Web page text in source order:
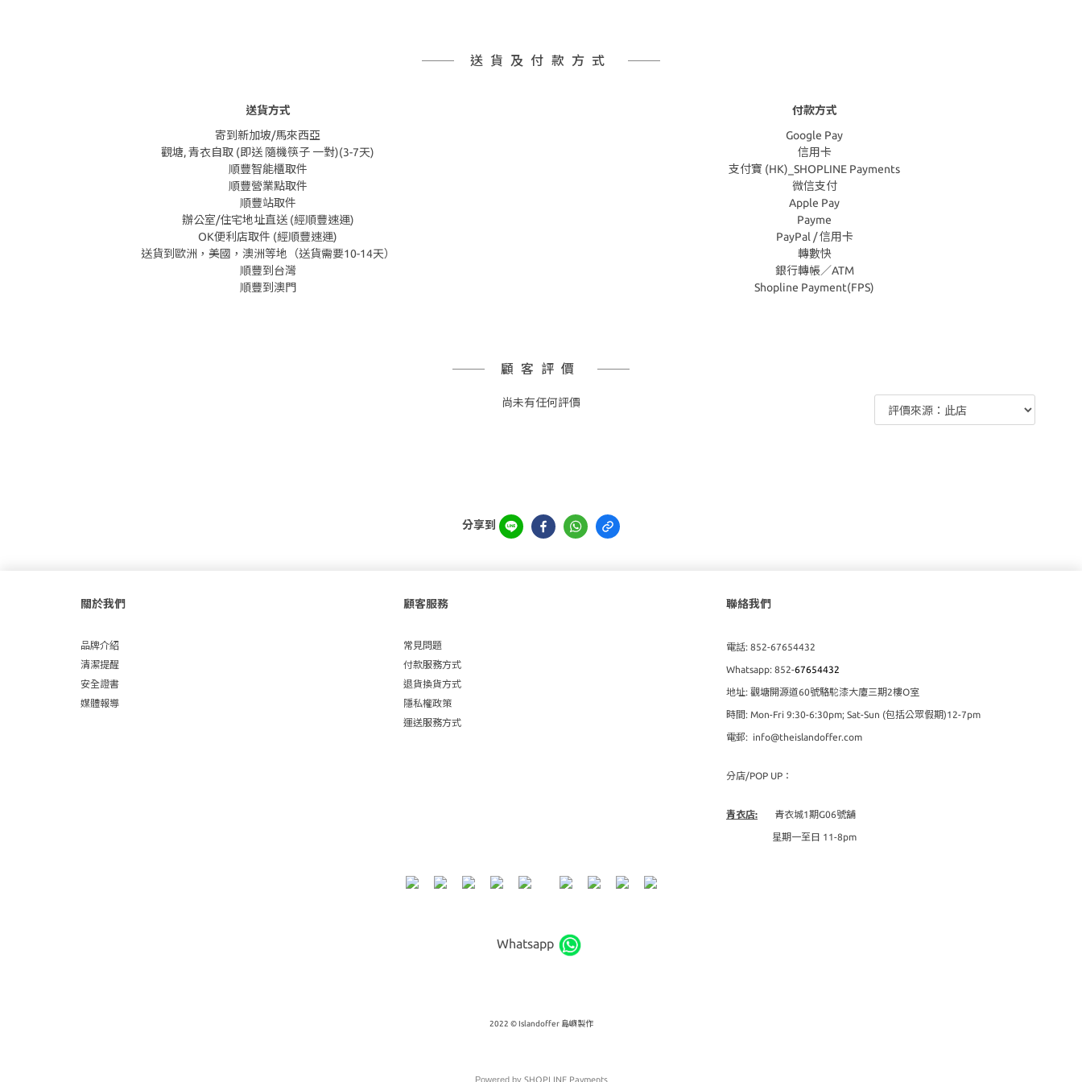
送貨及付款方式
送貨方式
寄到新加坡/馬來西亞
觀塘, 青衣自取 (即送 隨機筷子 一對)(3-7天)
順豐智能櫃取件
順豐營業點取件
順豐站取件
辦公室/住宅地址直送 (經順豐速運)
OK便利店取件 (經順豐速運)
送貨到歐洲，美國，澳洲等地（送貨需要10-14天）
順豐到台灣
順豐到澳門
付款方式
Google Pay
信用卡
支付寶 (HK)_SHOPLINE Payments
微信支付
Apple Pay
Payme
PayPal / 信用卡
轉數快
銀行轉帳／ATM
Shopline Payment(FPS)
顧客評價
尚未有任何評價
分享到
關於我們
品牌介紹
清潔提醒
安全證書
媒體報導
顧客服務
常見問題
付款服務方式
退貨換貨方式
隱私權政策
運送服務方式
聯絡我們
電話: 852-67654432
Whatsapp: 852-67654432
地址: 觀塘開源道60號駱駝漆大廈三期2樓O室
時間: Mon-Fri 9:30-6:30pm; Sat-Sun (包括公眾假期)12-7pm
電郵: info@theislandoffer.com
分店/POP UP：
青衣店: 青衣城1期G06號舖
星期一至日 11-8pm
Whatsapp
2022 © Islandoffer 島嶼製作
Powered by SHOPLINE Payments